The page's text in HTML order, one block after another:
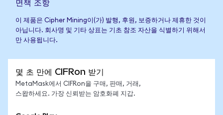
면책 조항
이 제품은 Cipher Mining이(가) 발행, 후원, 보증하거나 제휴한 것이
아닙니다. 회사명 및 기타 상표는 기초 참조 자산을 식별하기 위해서
만 사용됩니다.
몇 초 만에 CIFRon 받기
MetaMask에서 CIFRon을 구매, 판매, 거래,
스왑하세요. 가장 신뢰받는 암호화폐 지갑.